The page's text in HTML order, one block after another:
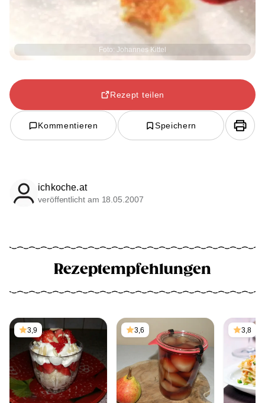
Foto: Johannes Kittel
Rezept teilen
Kommentieren Speichern
ichkoche.at
veröffentlicht am 18.05.2007
Rezeptempfehlungen
3,9 3,6 3,8